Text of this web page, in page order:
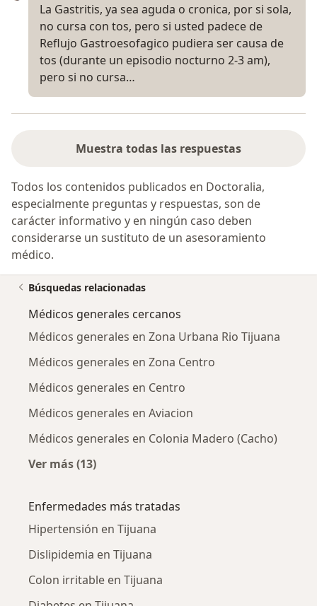
La Gastritis, ya sea aguda o cronica, por si sola,
no cursa con tos, pero si usted padece de
Reflujo Gastroesofagico pudiera ser causa de
tos (durante un episodio nocturno 2-3 am),
pero si no cursa…
Muestra todas las respuestas
Todos los contenidos publicados en Doctoralia,
especialmente preguntas y respuestas, son de
carácter informativo y en ningún caso deben
considerarse un sustituto de un asesoramiento
médico.
Búsquedas relacionadas
Médicos generales cercanos
Médicos generales en Zona Urbana Rio Tijuana
Médicos generales en Zona Centro
Médicos generales en Centro
Médicos generales en Aviacion
Médicos generales en Colonia Madero (Cacho)
Ver más (13)
Enfermedades más tratadas
Hipertensión en Tijuana
Dislipidemia en Tijuana
Colon irritable en Tijuana